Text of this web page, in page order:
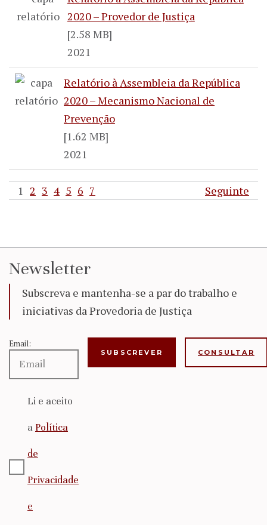
2020 – Provedor de Justiça
[2.58 MB]
2021
Relatório à Assembleia da República
2020 – Mecanismo Nacional de
Prevenção
[1.62 MB]
2021
1 2 3 4 5 6 7 Seguinte
Newsletter
Subscreva e mantenha-se a par do trabalho e
iniciativas da Provedoria de Justiça
Email:
Li e aceito
a Política
de
Privacidade
e
CONSULTAR